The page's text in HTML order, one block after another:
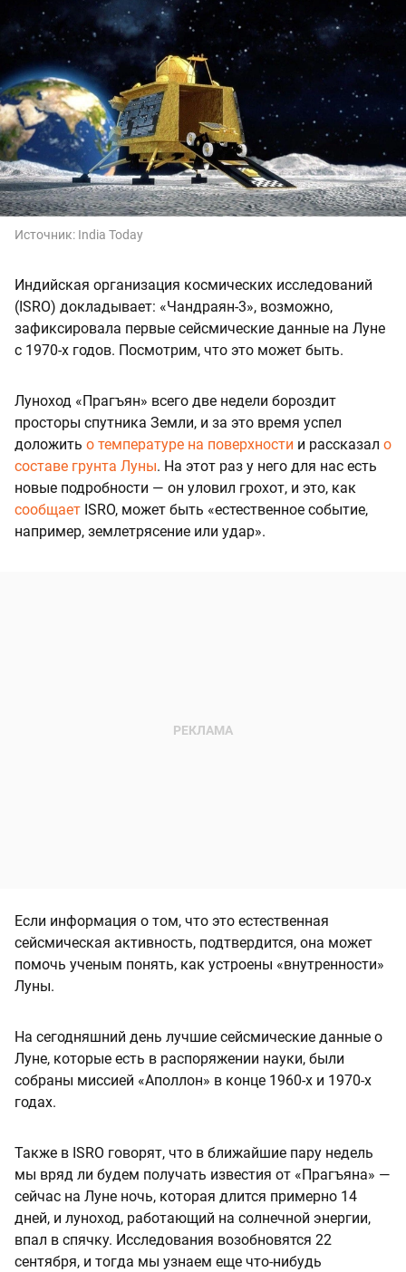
Источник: India Today
Индийская организация космических исследований
(ISRO) докладывает: «Чандраян-3», возможно,
зафиксировала первые сейсмические данные на Луне
с 1970-х годов. Посмотрим, что это может быть.
Луноход «Прагъян» всего две недели бороздит
просторы спутника Земли, и за это время успел
доложить о температуре на поверхности и рассказал о
составе грунта Луны. На этот раз у него для нас есть
новые подробности — он уловил грохот, и это, как
сообщает ISRO, может быть «естественное событие,
например, землетрясение или удар».
Если информация о том, что это естественная
сейсмическая активность, подтвердится, она может
помочь ученым понять, как устроены «внутренности»
Луны.
На сегодняшний день лучшие сейсмические данные о
Луне, которые есть в распоряжении науки, были
собраны миссией «Аполлон» в конце 1960-х и 1970-х
годах.
Также в ISRO говорят, что в ближайшие пару недель
мы вряд ли будем получать известия от «Прагъяна» —
сейчас на Луне ночь, которая длится примерно 14
дней, и луноход, работающий на солнечной энергии,
впал в спячку. Исследования возобновятся 22
сентября, и тогда мы узнаем еще что-нибудь